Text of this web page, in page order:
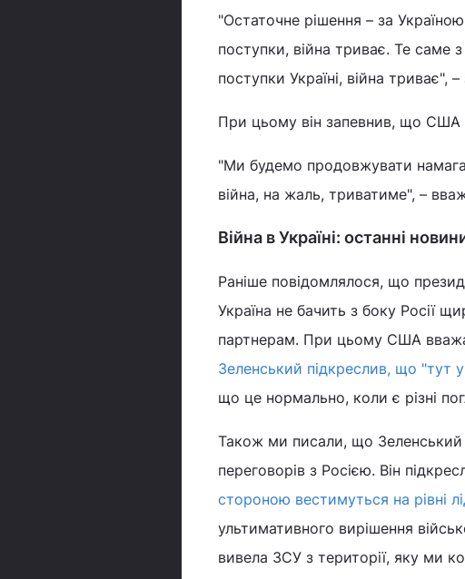
"Остаточне рішення – за
поступки, війна триває. Те саме
поступки Україні, війна
При цьому він запевнив, що США
"Ми будемо продовжувати
війна, на жаль, триватиме", –
Війна в Україні: останні
Раніше повідомлялося, що
Україна не бачить з боку Росії
партнерам. При цьому США
Зеленський підкреслив, що "тут
що це нормально, коли є різні
Також ми писали, що Зеленський
переговорів з Росією. Він
стороною вестимуться на рівні
ультимативного вирішення
вивела ЗСУ з території, яку ми